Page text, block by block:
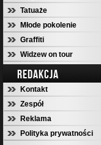
Tatuaże
Młode pokolenie
Graffiti
Widzew on tour
REDAKCJA
Kontakt
Zespół
Reklama
Polityka prywatności